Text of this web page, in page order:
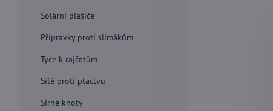
Solární plašiče
Přípravky proti slimákům
Tyče k rajčatům
Sítě proti ptactvu
Sirné knoty